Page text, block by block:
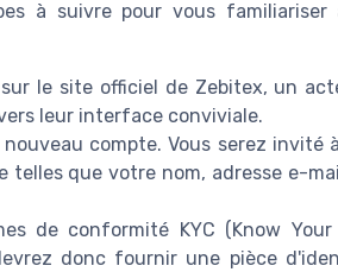
à suivre pour vous
le site officiel de Zebitex, un
leur interface conviviale.
compte. Vous serez invité
que votre nom, adresse e-
de conformité KYC (Know Your
donc fournir une pièce